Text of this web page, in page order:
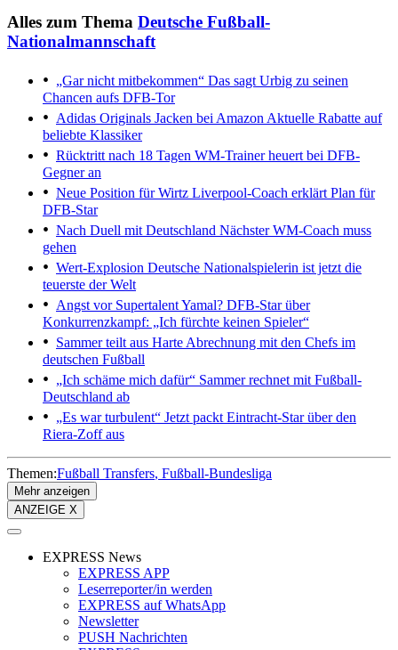
Alles zum Thema Deutsche Fußball-
Nationalmannschaft
„Gar nicht mitbekommen“ Das sagt Urbig zu seinen
Chancen aufs DFB-Tor
Adidas Originals Jacken bei Amazon Aktuelle Rabatte auf
beliebte Klassiker
Rücktritt nach 18 Tagen WM-Trainer heuert bei DFB-
Gegner an
Neue Position für Wirtz Liverpool-Coach erklärt Plan für
DFB-Star
Nach Duell mit Deutschland Nächster WM-Coach muss
gehen
Wert-Explosion Deutsche Nationalspielerin ist jetzt die
teuerste der Welt
Angst vor Supertalent Yamal? DFB-Star über
Konkurrenzkampf: „Ich fürchte keinen Spieler“
Sammer teilt aus Harte Abrechnung mit den Chefs im
deutschen Fußball
„Ich schäme mich dafür“ Sammer rechnet mit Fußball-
Deutschland ab
„Es war turbulent“ Jetzt packt Eintracht-Star über den
Riera-Zoff aus
Themen:Fußball Transfers Fußball-Bundesliga
Mehr anzeigen
ANZEIGE X
EXPRESS News
EXPRESS APP
Leserreporter/in werden
EXPRESS auf WhatsApp
Newsletter
PUSH Nachrichten